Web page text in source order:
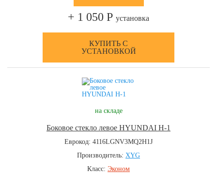
+ 1 050 Р установка
КУПИТЬ С
УСТАНОВКОЙ
на складе
Боковое стекло левое HYUNDAI H-1
Еврокод: 4116LGNV3MQ2H1J
Производитель: XYG
Класс: Эконом